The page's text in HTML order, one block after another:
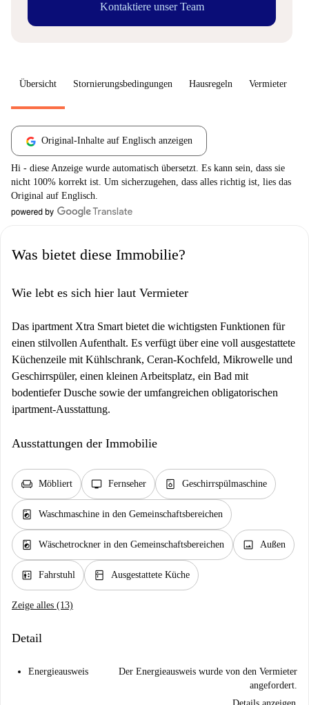
Kontaktiere unser Team
Übersicht Stornierungsbedingungen Hausregeln Vermieter
Original-Inhalte auf Englisch anzeigen
Hi - diese Anzeige wurde automatisch übersetzt. Es kann sein, dass sie
nicht 100% korrekt ist. Um sicherzugehen, dass alles richtig ist, lies das
Original auf Englisch.
Was bietet diese Immobilie?
Wie lebt es sich hier laut Vermieter
Das ipartment Xtra Smart bietet die wichtigsten Funktionen für
einen stilvollen Aufenthalt. Es verfügt über eine voll ausgestattete
Küchenzeile mit Kühlschrank, Ceran-Kochfeld, Mikrowelle und
Geschirrspüler, einen kleinen Arbeitsplatz, ein Bad mit
bodentiefer Dusche sowie der umfangreichen obligatorischen
ipartment-Ausstattung.
Ausstattungen der Immobilie
chair Möbliert tv Fernseher dishwasher_gen Geschirrspülmaschine
local_laundry_service Waschmaschine in den Gemeinschaftsbereichen
local_laundry_service Wäschetrockner in den Gemeinschaftsbereichen image Außen
elevator Fahrstuhl kitchen Ausgestattete Küche
Zeige alles (13)
Detail
Energieausweis
Der Energieausweis wurde von den Vermieter
angefordert.